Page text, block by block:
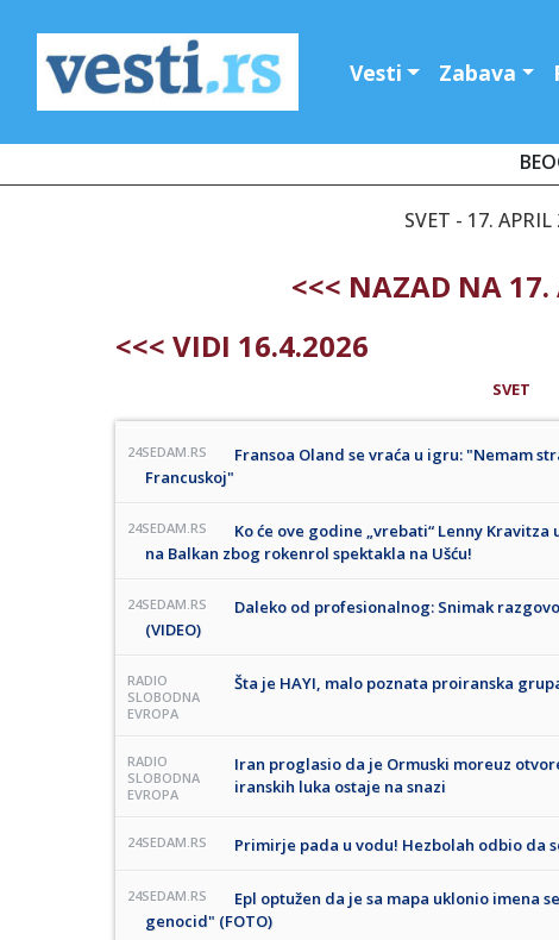
Vesti Zabava
SVET - 17. APRIL
<<< NAZAD NA 17.
<<< VIDI 16.4.2026
SVET
24SEDAM.RS
Fransoa Oland se vraća u igru: "Nemam
Francuskoj"
24SEDAM.RS
Ko će ove godine „vrebati“ Lenny
na Balkan zbog rokenrol spektakla na Ušću!
24SEDAM.RS
Daleko od profesionalnog: Snimak
(VIDEO)
RADIO
SLOBODNA
EVROPA
Šta je HAYI, malo poznata proiranska
RADIO
SLOBODNA
EVROPA
Iran proglasio da je Ormuski moreuz
iranskih luka ostaje na snazi
24SEDAM.RS Primirje pada u vodu! Hezbolah odbio da
24SEDAM.RS
Epl optužen da je sa mapa uklonio imena
genocid" (FOTO)